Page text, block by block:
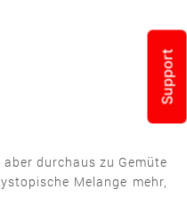
durchaus zu Gemüte
Melange mehr,
Support